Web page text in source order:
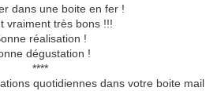
dans une boite en fer !
vraiment très bons !!!
réalisation !
dégustation !
****
quotidiennes dans votre boite mail